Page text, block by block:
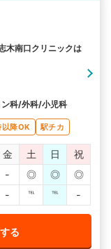
木南口クリニックは
科/外科/小児科
以降OK 駅チカ
金 土 日
祝
- ◎ ◎
◎
- ℡ ℡ -
る